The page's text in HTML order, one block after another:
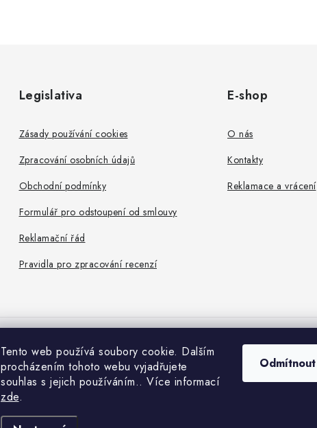
Tento web používá soubory cookie. Dalším
procházením tohoto webu vyjadřujete
souhlas s jejich používáním.. Více informací
zde.
Odmítnout
Legislativa
Zásady používání cookies
Zpracování osobních údajů
Obchodní podmínky
Formulář pro odstoupení od smlouvy
Reklamační řád
Pravidla pro zpracování recenzí
E-shop
O nás
Kontakty
Reklamace a vrácení
Vytvořil Shoptet Premium
Nastavil tým EshopyUmíme.cz
Copyright 2026IZOLUJTO.CZ. Všechna práva vyhrazena.